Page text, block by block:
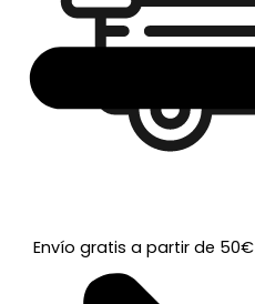
Envío gratis a partir de 50€